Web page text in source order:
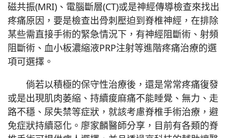
磁共振(MRI)、電腦斷層(CT)或是神經傳導檢查來找出
疼痛原因，要是檢查出骨刺壓迫到脊椎神經，在排除
某些需直接手術的緊急情況下，有神經阻斷術、射頻
阻斷術、血小板濃縮液PRP注射等進階疼痛治療的選
項可選擇。
倘若以積極的保守性治療後，還是常常疼痛復發
或是出現肌肉萎縮、持續痠麻痛不能睡覺、無力、走
路不穩、尿失禁等症狀，就該考慮脊椎手術治療，避
免症狀持續惡化。廖家麟醫師分享，目前有各類的脊